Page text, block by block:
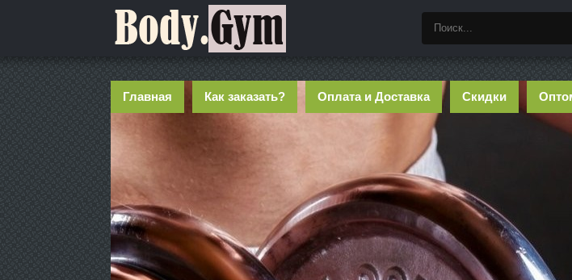
Главная Как заказать? Оплата и Доставка Скидки